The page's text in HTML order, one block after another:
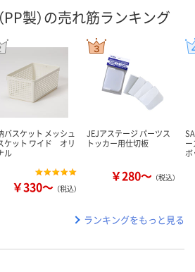
PP製）の売れ筋ランキング
バスケット メッシュ
ケット ワイド オリ
ル
￥330～ （税込）
JEJアステージ パーツス
トッカー用仕切板
￥280～ （税込）
ランキングをもっと見る